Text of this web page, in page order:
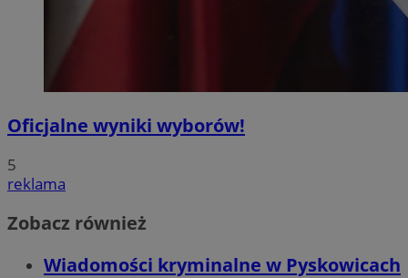
Oficjalne wyniki wyborów!
5
reklama
Zobacz również
Wiadomości kryminalne w Pyskowicach